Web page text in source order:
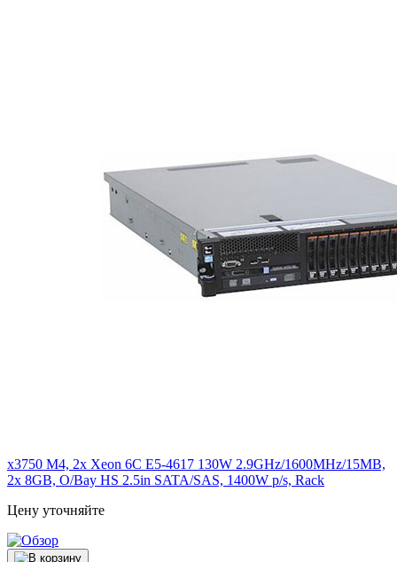
x3750 M4, 2x Xeon 6C E5-4617 130W 2.9GHz/1600MHz/15MB,
2x 8GB, O/Bay HS 2.5in SATA/SAS, 1400W p/s, Rack
Цену уточняйте